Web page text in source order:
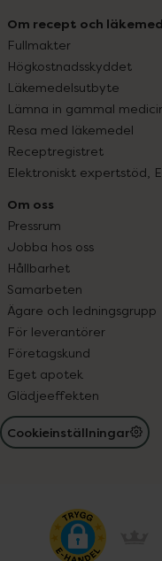
Om recept och
Fullmakter
Högkostnadsskyddet
Läkemedelsutbyte
Lämna in gammal
Resa med läkemedel
Receptregistret
Elektroniskt expertstöd,
Om oss
Pressrum
Jobba hos oss
Hållbarhet
Samarbeten
Ägare och ledningsgrupp
För leverantörer
Företagskund
Eget apotek
Glädjeeffekten
Cookieinställningar